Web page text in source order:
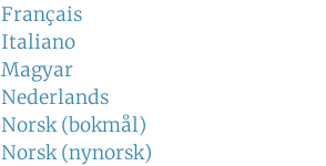
Français
Italiano
Magyar
Nederlands
Norsk (bokmål)
Norsk (nynorsk)